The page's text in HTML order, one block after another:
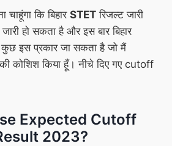
चाहूंगा कि बिहार STETरिजल्ट जारी
हो सकता है और इस बार बिहार
इस प्रकार जा सकता है जो मैं
कोशिश किया हूँ। नीचे दिए गए cutoff
Expected Cutoff
2023?